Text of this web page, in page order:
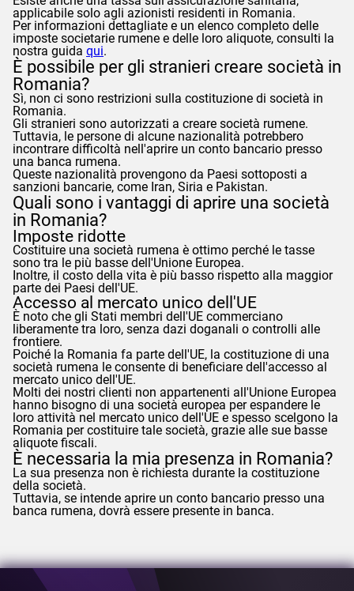
applicabile solo agli azionisti residenti in Romania.
Per informazioni dettagliate e un elenco completo delle
imposte societarie rumene e delle loro aliquote, consulti la
nostra guida qui.
È possibile per gli stranieri creare società in
Romania?
Sì, non ci sono restrizioni sulla costituzione di società in
Romania.
Gli stranieri sono autorizzati a creare società rumene.
Tuttavia, le persone di alcune nazionalità potrebbero
incontrare difficoltà nell'aprire un conto bancario presso
una banca rumena.
Queste nazionalità provengono da Paesi sottoposti a
sanzioni bancarie, come Iran, Siria e Pakistan.
Quali sono i vantaggi di aprire una società
in Romania?
Imposte ridotte
Costituire una società rumena è ottimo perché le tasse
sono tra le più basse dell'Unione Europea.
Inoltre, il costo della vita è più basso rispetto alla maggior
parte dei Paesi dell'UE.
Accesso al mercato unico dell'UE
È noto che gli Stati membri dell'UE commerciano
liberamente tra loro, senza dazi doganali o controlli alle
frontiere.
Poiché la Romania fa parte dell'UE, la costituzione di una
società rumena le consente di beneficiare dell'accesso al
mercato unico dell'UE.
Molti dei nostri clienti non appartenenti all'Unione Europea
hanno bisogno di una società europea per espandere le
loro attività nel mercato unico dell'UE e spesso scelgono la
Romania per costituire tale società, grazie alle sue basse
aliquote fiscali.
È necessaria la mia presenza in Romania?
La sua presenza non è richiesta durante la costituzione
della società.
Tuttavia, se intende aprire un conto bancario presso una
banca rumena, dovrà essere presente in banca.